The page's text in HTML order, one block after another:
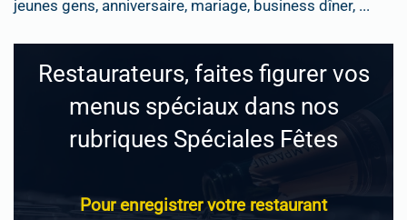
jeunes gens, anniversaire, mariage, business dîner, ...
Restaurateurs, faites figurer vos
menus spéciaux dans nos
rubriques Spéciales Fêtes
Pour enregistrer votre restaurant